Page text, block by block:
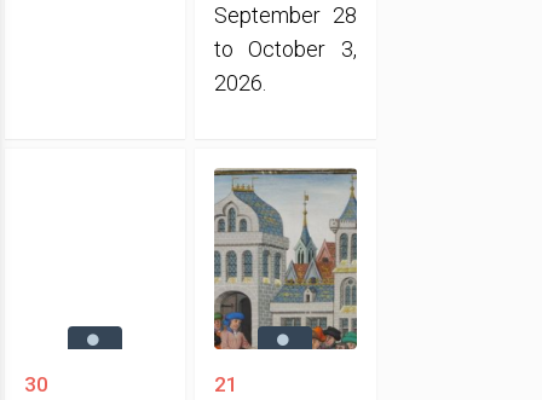
September 28
to October 3,
2026.
30
21